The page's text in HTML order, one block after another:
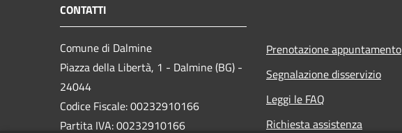
CONTATTI
Comune di Dalmine
Piazza della Libertà, 1 - Dalmine (BG) -
24044
Codice Fiscale: 00232910166
Partita IVA: 00232910166
Prenotazione appuntamento
Segnalazione disservizio
Leggi le FAQ
Richiesta assistenza